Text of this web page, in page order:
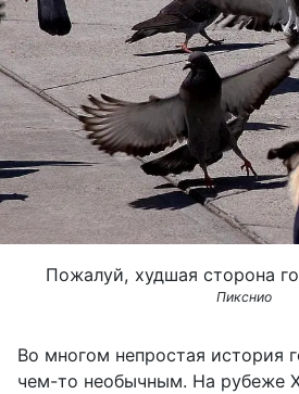
Пожалуй, худшая сторона
Пикснио
Во многом непростая история
чем-то необычным. На рубеже